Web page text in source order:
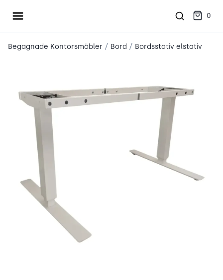
Öppna meny 0
Begagnade Kontorsmöbler / Bord / Bordsstativ elstativ